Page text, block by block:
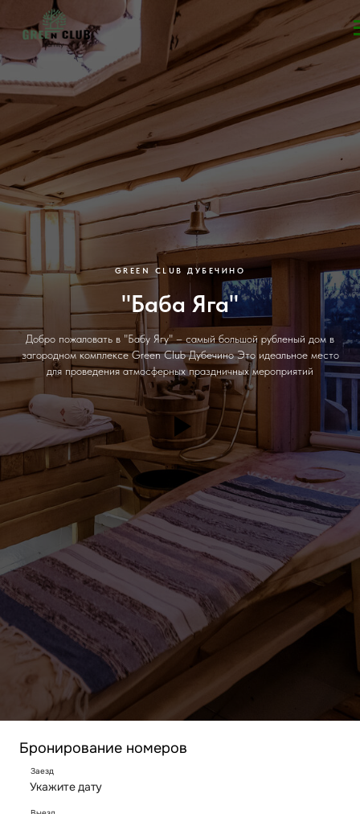
GREEN CLUB ДУБЕЧИНО
"Баба Яга"
Добро пожаловать в "Бабу Ягу" – самый большой рубленый дом в
загородном комплексе Green Club Дубечино Это идеальное место
для проведения атмосферных праздничных мероприятий